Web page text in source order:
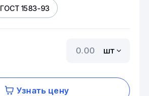
ГОСТ 1583-93
шт
Узнать цену